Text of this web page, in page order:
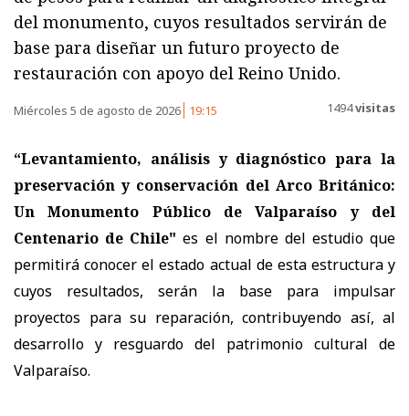
del monumento, cuyos resultados servirán de
base para diseñar un futuro proyecto de
restauración con apoyo del Reino Unido.
Miércoles 5 de agosto de 2026 19:15 1494visitas
“Levantamiento, análisis y diagnóstico para la
preservación y conservación del Arco Británico:
Un Monumento Público de Valparaíso y del
Centenario de Chile" es el nombre del estudio que
permitirá conocer el estado actual de esta estructura y
cuyos resultados, serán la base para impulsar
proyectos para su reparación, contribuyendo así, al
desarrollo y resguardo del patrimonio cultural de
Valparaíso.